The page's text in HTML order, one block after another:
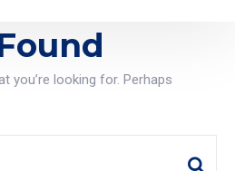
you’re looking for. Perhaps